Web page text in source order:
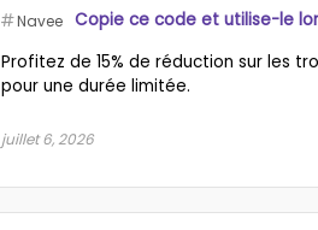
Navee Copie ce code et utilise-le
Profitez de 15% de réduction sur les
pour une durée limitée.
juillet 6, 2026